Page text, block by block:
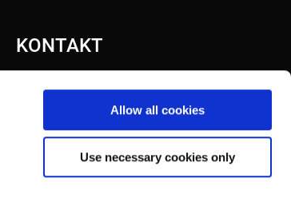
Allow all cookies
Use necessary cookies only
KONTAKT